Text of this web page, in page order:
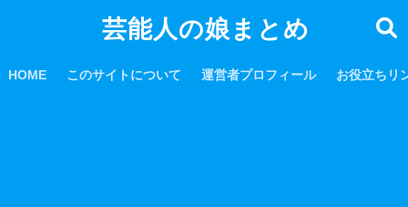
芸能人の娘まとめ
HOME このサイトについて 運営者プロフィール お役立ちリ